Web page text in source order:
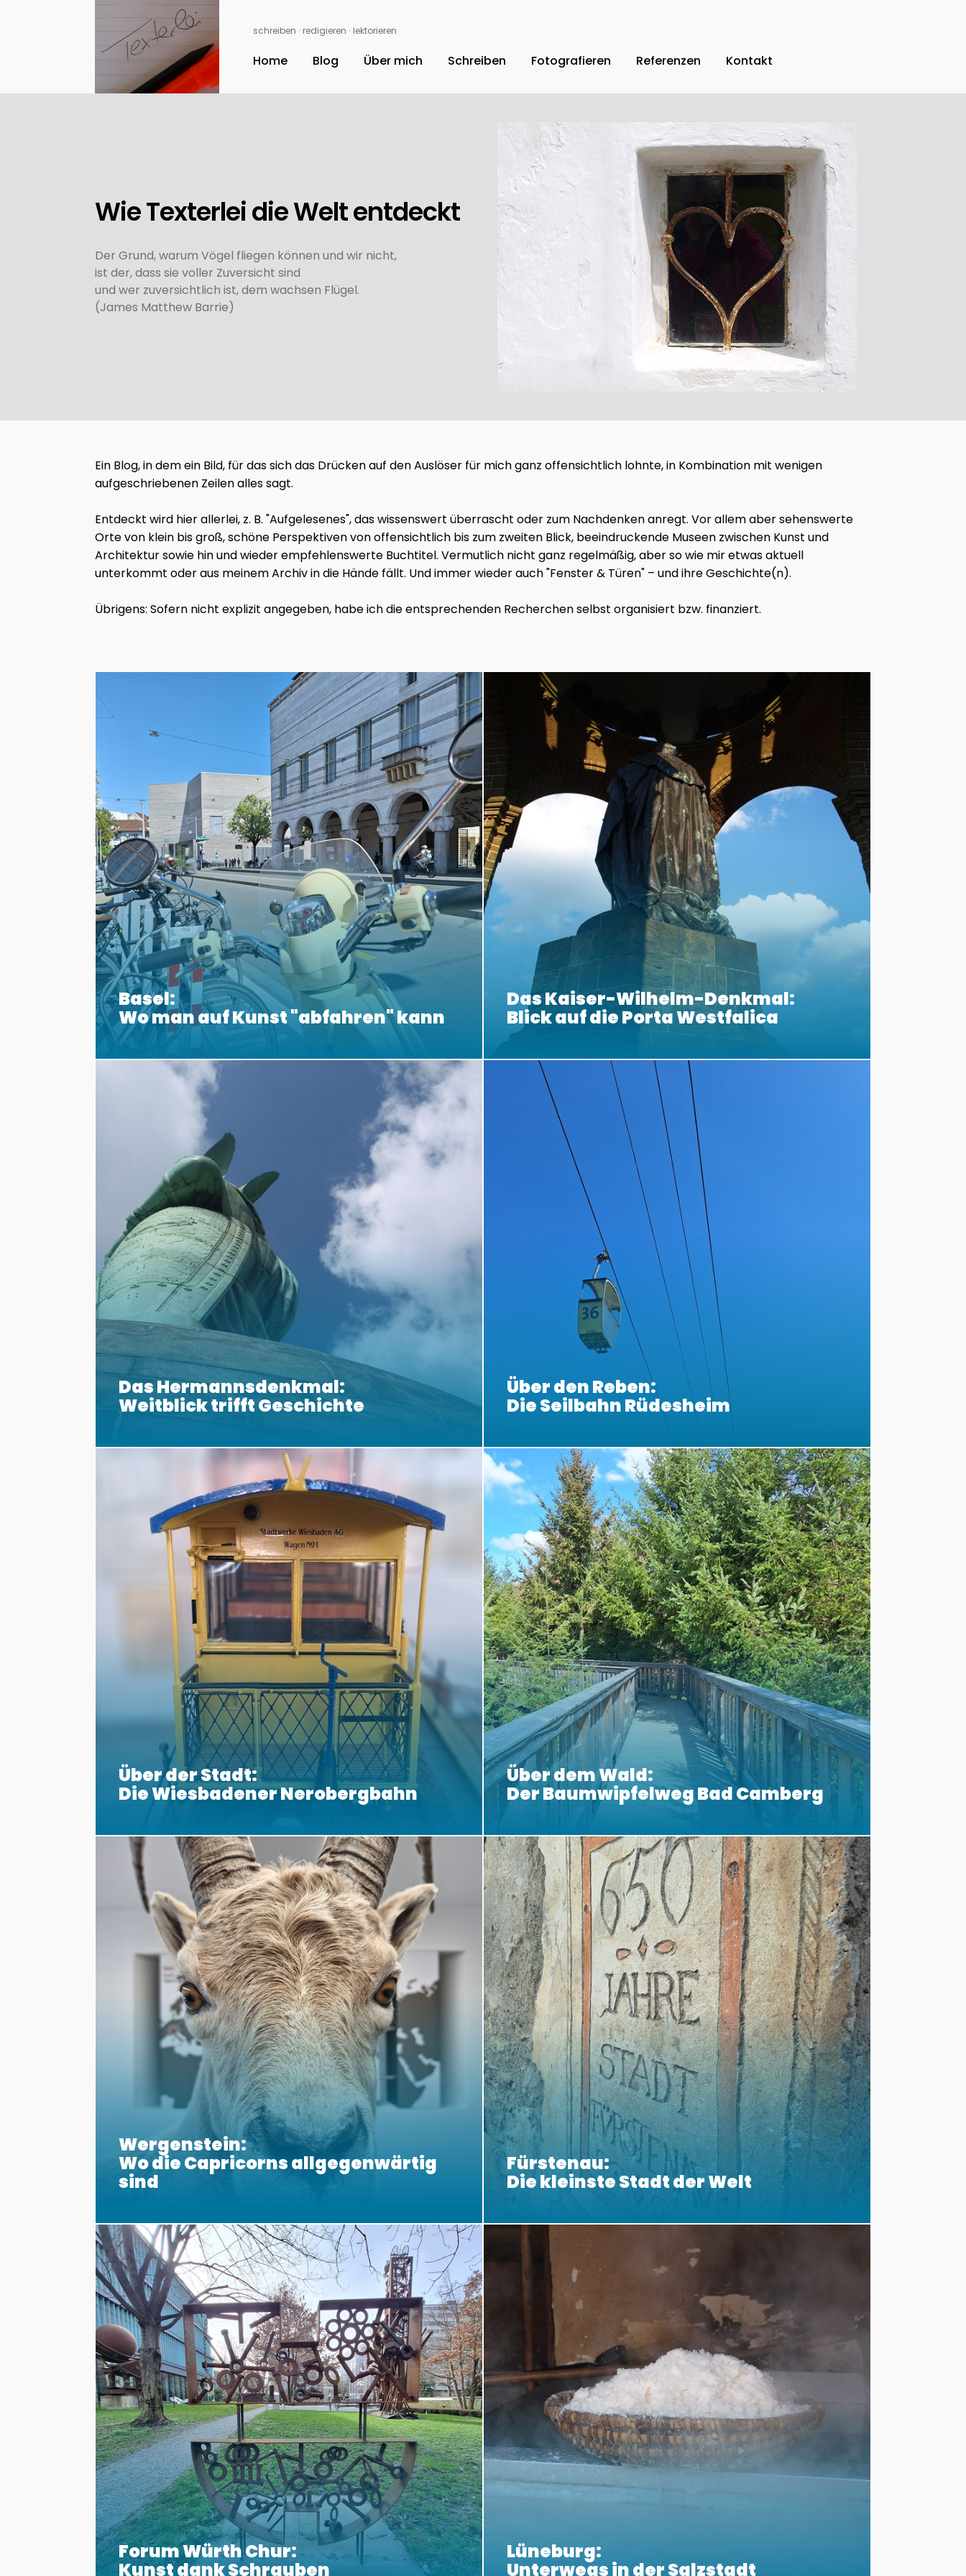
schreiben ∙ redigieren ∙ lektorieren
Home Blog Über mich Schreiben Fotografieren Referenzen Kontakt
Wie Texterlei die Welt entdeckt
Der Grund, warum Vögel fliegen können und wir nicht,
ist der, dass sie voller Zuversicht sind
und wer zuversichtlich ist, dem wachsen Flügel.
(James Matthew Barrie)
Ein Blog, in dem ein Bild, für das sich das Drücken auf den Auslöser für mich ganz offensichtlich lohnte, in Kombination mit wenigen
aufgeschriebenen Zeilen alles sagt.
Entdeckt wird hier allerlei, z. B. "Aufgelesenes", das wissenswert überrascht oder zum Nachdenken anregt. Vor allem aber sehenswerte
Orte von klein bis groß, schöne Perspektiven von offensichtlich bis zum zweiten Blick, beeindruckende Museen zwischen Kunst und
Architektur sowie hin und wieder empfehlenswerte Buchtitel. Vermutlich nicht ganz regelmäßig, aber so wie mir etwas aktuell
unterkommt oder aus meinem Archiv in die Hände fällt. Und immer wieder auch "Fenster & Türen" – und ihre Geschichte(n).
Übrigens: Sofern nicht explizit angegeben, habe ich die entsprechenden Recherchen selbst organisiert bzw. finanziert.
Basel:
Wo man auf Kunst "abfahren" kann
Das Kaiser-Wilhelm-Denkmal:
Blick auf die Porta Westfalica
Das Hermannsdenkmal:
Weitblick trifft Geschichte
Über den Reben:
Die Seilbahn Rüdesheim
Über der Stadt:
Die Wiesbadener Nerobergbahn
Über dem Wald:
Der Baumwipfelweg Bad Camberg
Wergenstein:
Wo die Capricorns allgegenwärtig
sind
Fürstenau:
Die kleinste Stadt der Welt
Forum Würth Chur:
Kunst dank Schrauben
Lüneburg:
Unterwegs in der Salzstadt